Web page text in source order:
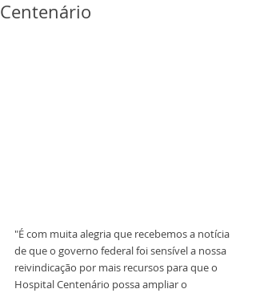
Centenário
"É com muita alegria que recebemos a notícia
de que o governo federal foi sensível a nossa
reivindicação por mais recursos para que o
Hospital Centenário possa ampliar o